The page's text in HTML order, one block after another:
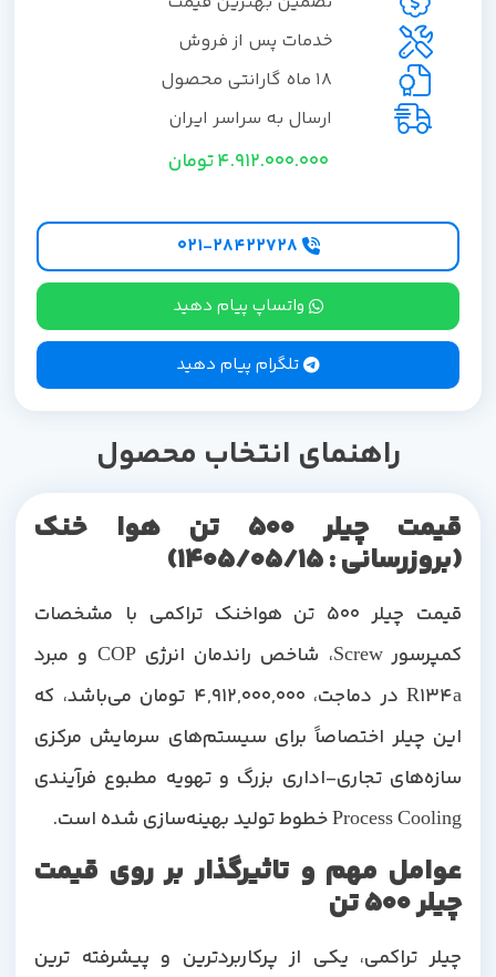
خدمات پس از فروش
18 ماه گارانتی محصول
ارسال به سراسر ایران
4.912.000.000تومان
واتساپ پیام دهید
تلگرام پیام دهید
راهنمای انتخاب محصول
قیمت چیلر 500 تن هوا خنک
(بروزرسانی : ۱۴۰۵/۰۵/۱۵)
قیمت چیلر 500 تن هواخنک تراکمی با مشخصات
کمپرسور Screw، شاخص راندمان انرژی COP و مبرد
R134a در دماجت، 4,912,000,000 تومان می‌باشد، که
این چیلر اختصاصاً برای سیستم‌های سرمایش مرکزی
سازه‌های تجاری-اداری بزرگ و تهویه مطبوع فرآیندی
Process Cooling خطوط تولید بهینه‌سازی شده است.
عوامل مهم و تاثیرگذار بر روی قیمت
چیلر 500 تن
چیلر تراکمی، یکی از پرکاربردترین و پیشرفته ترین